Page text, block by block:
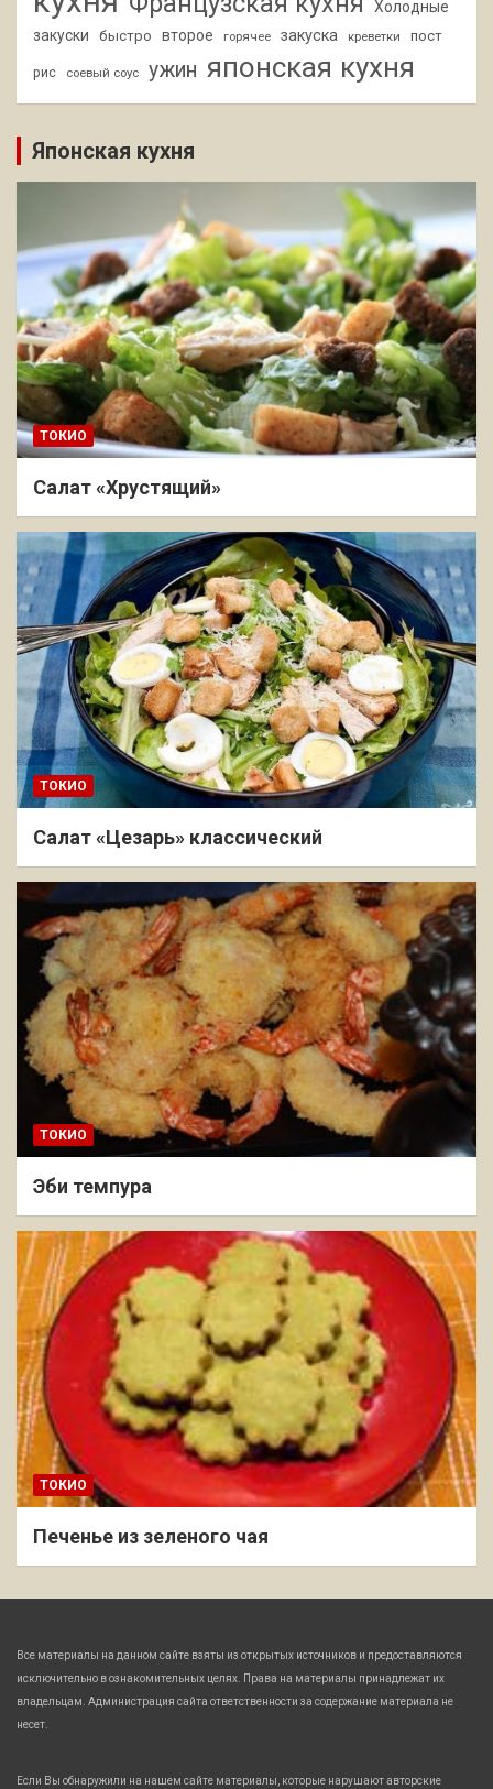
Холодные
закуски
быстро второе горячее закуска креветки пост
рис соевый соус ужин японская кухня
Японская кухня
ТОКИО
Салат «Хрустящий»
ТОКИО
Салат «Цезарь» классический
ТОКИО
Эби темпура
ТОКИО
Печенье из зеленого чая
Все материалы на данном сайте взяты из открытых источников и предоставляются
исключительно в ознакомительных целях. Права на материалы принадлежат их
владельцам. Администрация сайта ответственности за содержание материала не
несет.
Если Вы обнаружили на нашем сайте материалы, которые нарушают авторские